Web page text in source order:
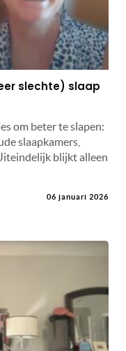
slechte) slaap
om beter te slapen:
slaapkamers,
blijkt alleen
06 januari 2026